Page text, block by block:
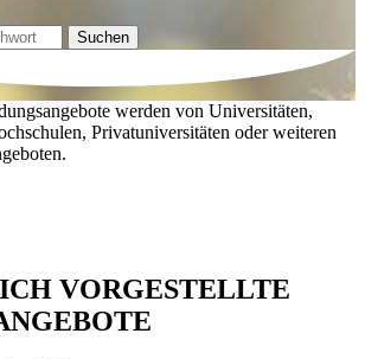
Suchen
werden von Universitäten,
Privatuniversitäten oder weiteren
VORGESTELLTE